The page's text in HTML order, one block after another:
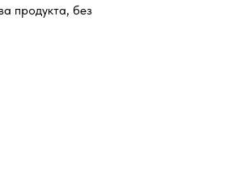
продукта, без